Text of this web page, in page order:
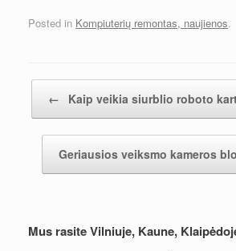
Posted in Kompiuterių remontas, naujienos.
← Kaip veikia siurblio roboto
Geriausios veiksmo kameros
Mus rasite Vilniuje, Kaune,